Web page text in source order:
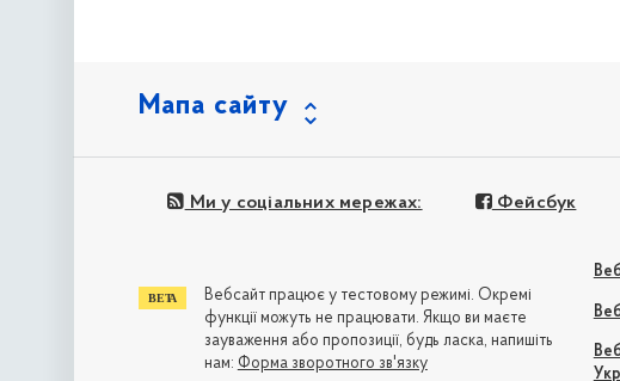
Мапа сайту
Ми у соціальних мережах: Фейсбук
Вебсайт працює у тестовому режимі. Окремі
функції можуть не працювати. Якщо ви маєте
зауваження або пропозиції, будь ласка, напишіть
нам: Форма зворотного зв'язку